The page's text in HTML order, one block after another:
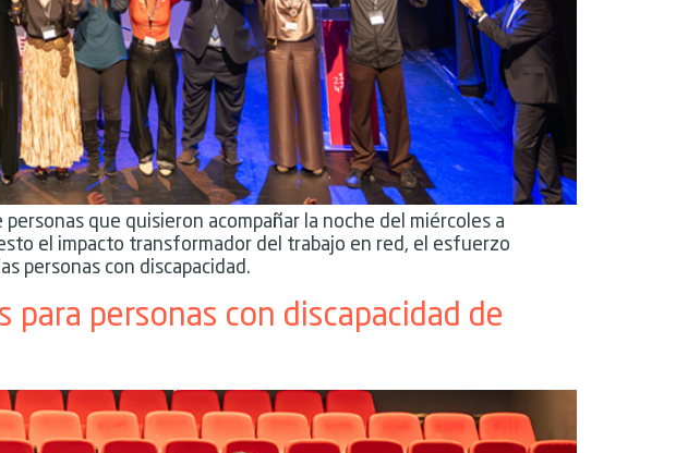
que quisieron acompañar la noche del miércoles a
el impacto transformador del trabajo en red, el esfuerzo
personas con discapacidad.
personas con discapacidad de